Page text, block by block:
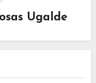
Ugalde